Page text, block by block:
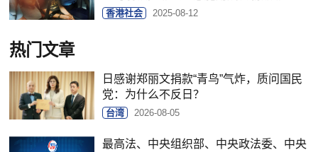
香港社会 2025-08-12
热门文章
日感谢郑丽文捐款“青鸟”气炸，质问国民
党：为什么不反日？
台湾 2026-08-05
最高法、中央组织部、中央政法委、中央